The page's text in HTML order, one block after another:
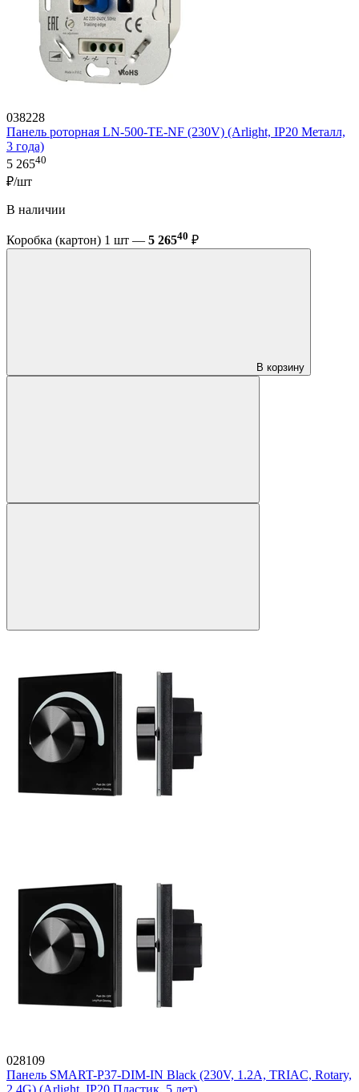
038228
Панель роторная LN-500-TE-NF (230V) (Arlight, IP20 Металл,
3 года)
5 26540
₽/шт
В наличии
Коробка (картон) 1 шт — 5 26540 ₽
В корзину
028109
Панель SMART-P37-DIM-IN Black (230V, 1.2A, TRIAC, Rotary,
2.4G) (Arlight, IP20 Пластик, 5 лет)